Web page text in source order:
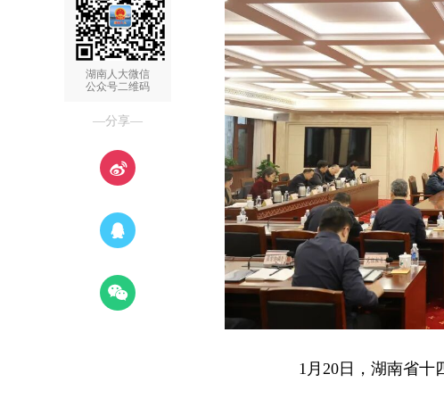
湖南人大微信
公众号二维码
—分享—
1月20日，湖南省十